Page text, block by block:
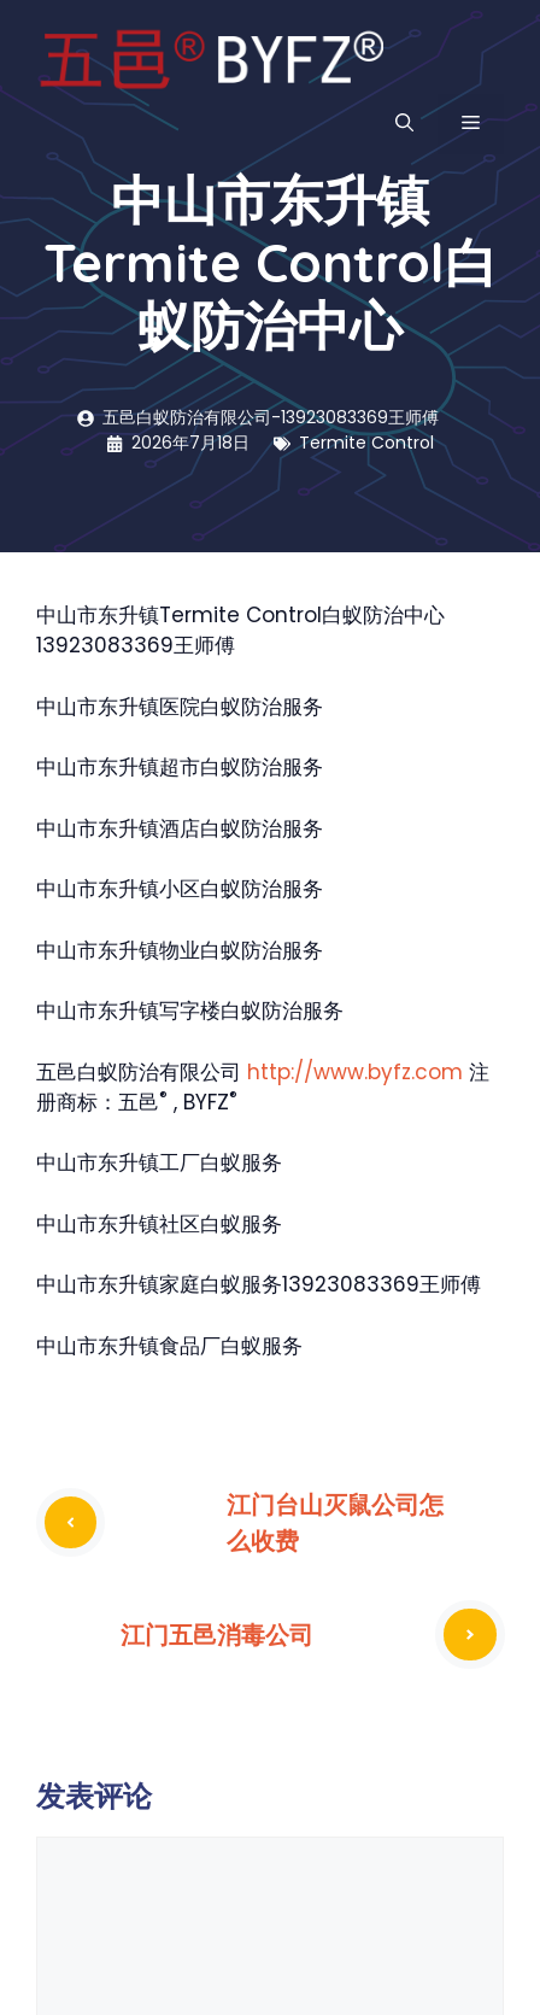
容
菜
单
中山市东升镇
Termite Control白
蚁防治中心
五邑白蚁防治有限公司-13923083369王师傅
2026年7月18日
Termite Control
中山市东升镇Termite Control白蚁防治中心
13923083369王师傅
中山市东升镇医院白蚁防治服务
中山市东升镇超市白蚁防治服务
中山市东升镇酒店白蚁防治服务
中山市东升镇小区白蚁防治服务
中山市东升镇物业白蚁防治服务
中山市东升镇写字楼白蚁防治服务
五邑白蚁防治有限公司 http://www.byfz.com 注
册商标：五邑® , BYFZ®
中山市东升镇工厂白蚁服务
中山市东升镇社区白蚁服务
中山市东升镇家庭白蚁服务13923083369王师傅
中山市东升镇食品厂白蚁服务
江门台山灭鼠公司怎
么收费
江门五邑消毒公司
发表评论